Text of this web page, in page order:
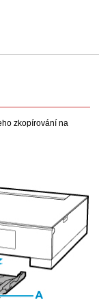
zkopírování na